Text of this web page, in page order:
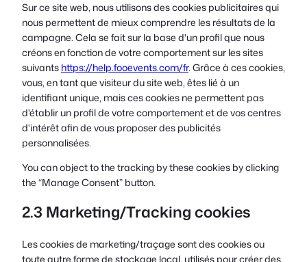
Sur ce site web, nous utilisons des cookies publicitaires qui
nous permettent de mieux comprendre les résultats de la
campagne. Cela se fait sur la base d'un profil que nous
créons en fonction de votre comportement sur les sites
suivants https://help.fooevents.com/fr. Grâce à ces cookies,
vous, en tant que visiteur du site web, êtes lié à un
identifiant unique, mais ces cookies ne permettent pas
d'établir un profil de votre comportement et de vos centres
d'intérêt afin de vous proposer des publicités
personnalisées.
You can object to the tracking by these cookies by clicking
the “Manage Consent” button.
2.3 Marketing/Tracking cookies
Les cookies de marketing/traçage sont des cookies ou
toute autre forme de stockage local, utilisés pour créer des